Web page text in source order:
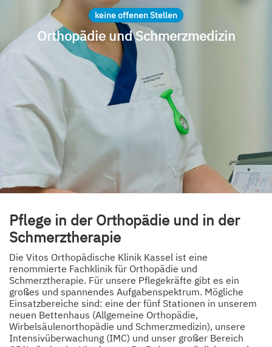
keine offenen Stellen
Orthopädie und Schmerzmedizin
Pflege in der Orthopädie und in der
Schmerztherapie
Die Vitos Orthopädische Klinik Kassel ist eine
renommierte Fachklinik für Orthopädie und
Schmerztherapie. Für unsere Pflegekräfte gibt es ein
großes und spannendes Aufgabenspektrum. Mögliche
Einsatzbereiche sind: eine der fünf Stationen in unserem
neuen Bettenhaus (Allgemeine Orthopädie,
Wirbelsäulenorthopädie und Schmerzmedizin), unsere
Intensivüberwachung (IMC) und unser großer Bereich